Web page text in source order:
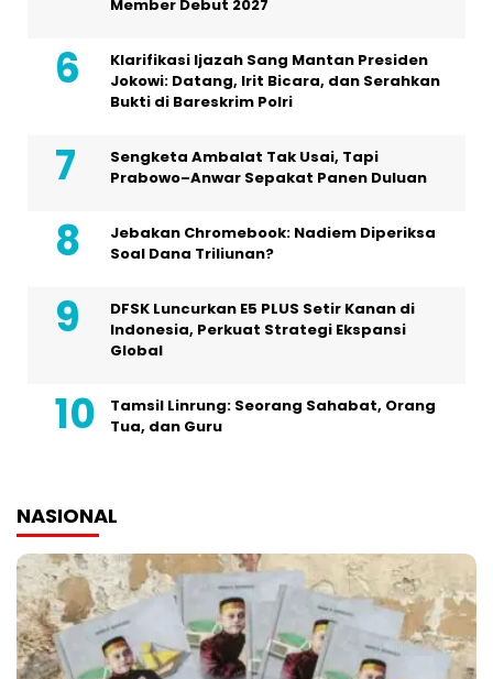
Member Debut 2027
Klarifikasi Ijazah Sang Mantan Presiden
Jokowi: Datang, Irit Bicara, dan Serahkan
Bukti di Bareskrim Polri
Sengketa Ambalat Tak Usai, Tapi
Prabowo–Anwar Sepakat Panen Duluan
Jebakan Chromebook: Nadiem Diperiksa
Soal Dana Triliunan?
DFSK Luncurkan E5 PLUS Setir Kanan di
Indonesia, Perkuat Strategi Ekspansi
Global
Tamsil Linrung: Seorang Sahabat, Orang
Tua, dan Guru
NASIONAL